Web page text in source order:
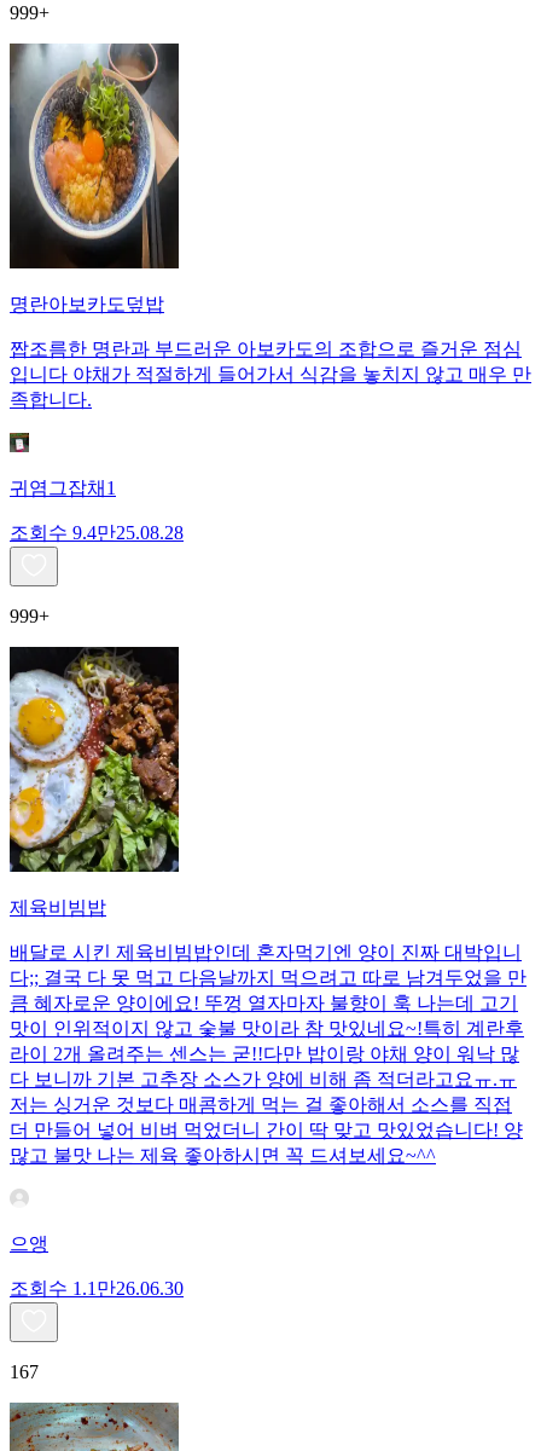
999+
명란아보카도덮밥
짭조름한 명란과 부드러운 아보카도의 조합으로 즐거운 점심
입니다 야채가 적절하게 들어가서 식감을 놓치지 않고 매우 만
족합니다.
귀염그잡채1
조회수 9.4만25.08.28
999+
제육비빔밥
배달로 시킨 제육비빔밥인데 혼자먹기엔 양이 진짜 대박입니
다;; 결국 다 못 먹고 다음날까지 먹으려고 따로 남겨두었을 만
큼 혜자로운 양이에요! 뚜껑 열자마자 불향이 훅 나는데 고기
맛이 인위적이지 않고 숯불 맛이라 참 맛있네요~!특히 계란후
라이 2개 올려주는 센스는 굳!! ​다만 밥이랑 야채 양이 워낙 많
다 보니까 기본 고추장 소스가 양에 비해 좀 적더라고요ㅠ.ㅠ
저는 싱거운 것보다 매콤하게 먹는 걸 좋아해서 소스를 직접
더 만들어 넣어 비벼 먹었더니 간이 딱 맞고 맛있었습니다! 양
많고 불맛 나는 제육 좋아하시면 꼭 드셔보세요~^^
으앵
조회수 1.1만26.06.30
167